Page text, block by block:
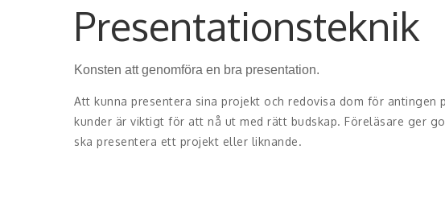
Presentationsteknik
Konsten att genomföra en bra presentation.
Att kunna presentera sina projekt och redovisa dom för antingen
kunder är viktigt för att nå ut med rätt budskap. Föreläsare ger
ska presentera ett projekt eller liknande.